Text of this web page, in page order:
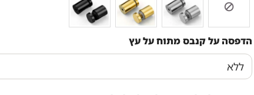
הדפסה על קנבס מתוח על עץ